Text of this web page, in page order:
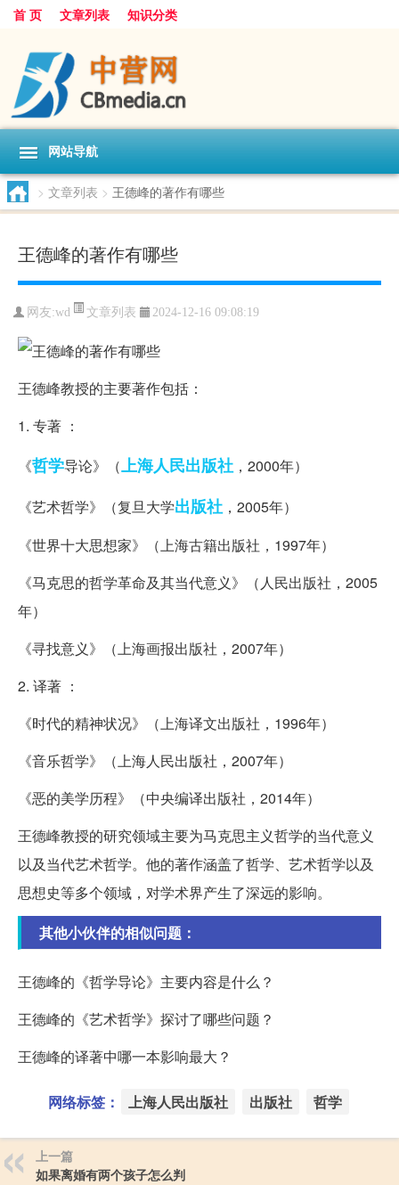
首 页 文章列表 知识分类
网站导航
> 文章列表 > 王德峰的著作有哪些
王德峰的著作有哪些
网友:wd 文章列表 2024-12-16 09:08:19
王德峰教授的主要著作包括：
1. 专著 ：
《哲学导论》（上海人民出版社 ，2000年）
《艺术哲学》（复旦大学出版社 ，2005年）
《世界十大思想家》（上海古籍出版社，1997年）
《马克思的哲学革命及其当代意义》（人民出版社，2005
年）
《寻找意义》（上海画报出版社，2007年）
2. 译著 ：
《时代的精神状况》（上海译文出版社，1996年）
《音乐哲学》（上海人民出版社，2007年）
《恶的美学历程》（中央编译出版社，2014年）
王德峰教授的研究领域主要为马克思主义哲学的当代意义
以及当代艺术哲学。他的著作涵盖了哲学、艺术哲学以及
思想史等多个领域，对学术界产生了深远的影响。
其他小伙伴的相似问题：
王德峰的《哲学导论》主要内容是什么？
王德峰的《艺术哲学》探讨了哪些问题？
王德峰的译著中哪一本影响最大？
网络标签： 上海人民出版社 出版社 哲学
上一篇
如果离婚有两个孩子怎么判